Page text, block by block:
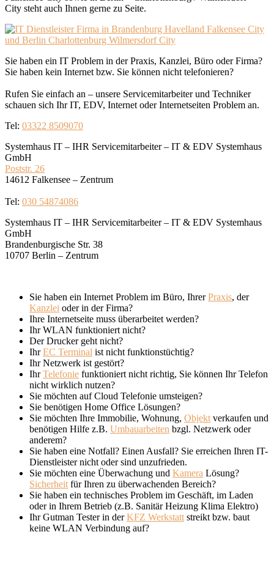
City steht auch Ihnen gerne zu Seite.
Sie haben ein IT Problem in der Praxis, Kanzlei, Büro oder Firma?
Sie haben kein Internet bzw. Sie können nicht telefonieren?
Rufen Sie einfach an – unsere Servicemitarbeiter und Techniker
schauen sich Ihr IT, EDV, Internet oder Internetseiten Problem an.
Tel: 03322 8509070
Systemhaus IT – IHR Servicemitarbeiter – IT & EDV Systemhaus
GmbH
Poststr. 26
14612 Falkensee – Zentrum
Tel: 030 54874086
Systemhaus IT – IHR Servicemitarbeiter – IT & EDV Systemhaus
GmbH
Brandenburgische Str. 38
10707 Berlin – Zentrum
Sie haben ein Internet Problem im Büro, IhrerPraxis, der
Kanzlei oder in der Firma?
Ihre Internetseite muss überarbeitet werden?
Ihr WLAN funktioniert nicht?
Der Drucker geht nicht?
IhrEC Terminal ist nicht funktionstüchtig?
Ihr Netzwerk ist gestört?
IhrTelefonie funktioniert nicht richtig, Sie können Ihr Telefon
nicht wirklich nutzen?
Sie möchten auf Cloud Telefonie umsteigen?
Sie benötigen Home Office Lösungen?
Sie möchten Ihre Immobilie, Wohnung, Objekt verkaufen und
benötigen Hilfe z.B. Umbauarbeiten bzgl. Netzwerk oder
anderem?
Sie haben eine Notfall? Einen Ausfall? Sie erreichen Ihren IT-
Dienstleister nicht oder sind unzufrieden.
Sie möchten eine Überwachung und Kamera Lösung?
Sicherheit für Ihren zu überwachenden Bereich?
Sie haben ein technisches Problem im Geschäft, im Laden
oder in Ihrem Betrieb (z.B. Sanitär Heizung Klima Elektro)
Ihr Gutman Tester in derKFZ Werkstatt streikt bzw. baut
keine WLAN Verbindung auf?